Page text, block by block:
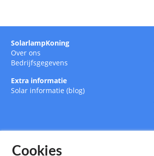
SolarlampKoning
Over ons
Bedrijfsgegevens
Extra informatie
Solar informatie (blog)
Cookies